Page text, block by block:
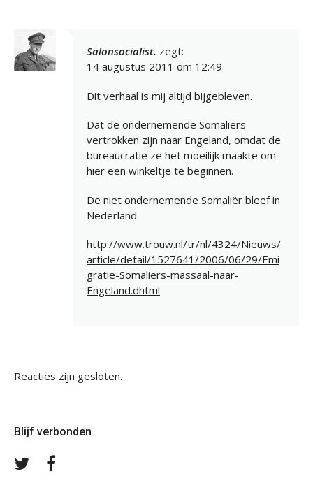
Salonsocialist. zegt:
14 augustus 2011 om 12:49
Dit verhaal is mij altijd bijgebleven.
Dat de ondernemende Somaliërs
vertrokken zijn naar Engeland, omdat de
bureaucratie ze het moeilijk maakte om
hier een winkeltje te beginnen.
De niet ondernemende Somaliër bleef in
Nederland.
http://www.trouw.nl/tr/nl/4324/Nieuws/
article/detail/1527641/2006/06/29/Emi
gratie-Somaliers-massaal-naar-
Engeland.dhtml
Reacties zijn gesloten.
Blijf verbonden
Volg